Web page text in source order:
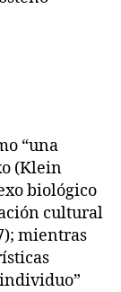
“una
(Klein
biológico
cultural
mientras